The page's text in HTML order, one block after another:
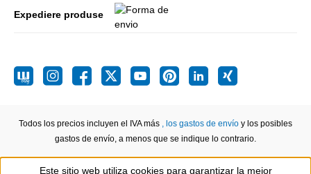
Expediere produse
Todos los precios incluyen el IVA más , los gastos de envío y los posibles
gastos de envío, a menos que se indique lo contrario.
Este sitio web utiliza cookies para garantizar la mejor